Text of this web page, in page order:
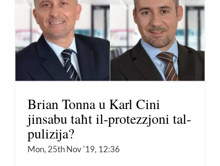
Brian Tonna u Karl Cini
jinsabu taħt il-protezzjoni tal-
pulizija?
Mon, 25th Nov '19, 12:36